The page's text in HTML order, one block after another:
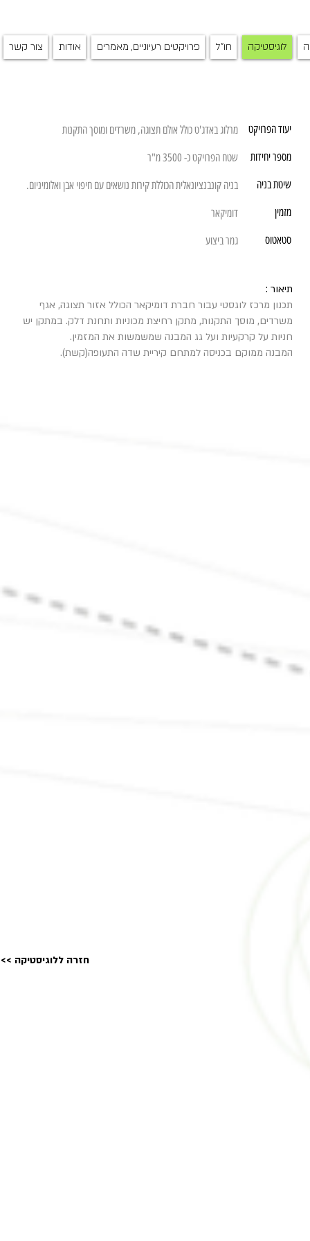
צור קשר אודות פרויקטים רעיוניים, מאמרים חו"ל לוגיסטיקה
<< חזרה ללוגיסטיקה
מרלוג באדג'ט כולל אולם תצוגה, משרדים ומוסך התקנות
שטח הפרויקט כ- 3500 מ"ר
בניה קונבנציונאלית הכוללת קירות נושאים עם חיפוי אבן ואלומיניום.
דומיקאר
גמר ביצוע
יעוד הפרויקט
מספר יחידות
שיטת בניה
מזמין
סטאטוס
תיאור :
תכנון מרכז לוגסטי עבור חברת דומיקאר הכולל אזור תצוגה, אגף
משרדים, מוסך התקנות, מתקן רחיצת מכוניות ותחנת דלק. במתקן יש
חניות על קרקעיות ועל גג המבנה שמשמשות את המזמין.
המבנה ממוקם בכניסה למתחם קיריית שדה התעופה(קשת).